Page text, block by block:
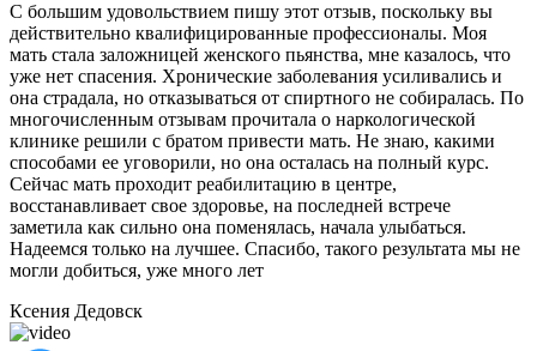
С большим удовольствием пишу этот отзыв, поскольку вы
действительно квалифицированные профессионалы. Моя
мать стала заложницей женского пьянства, мне казалось, что
уже нет спасения. Хронические заболевания усиливались и
она страдала, но отказываться от спиртного не собиралась. По
многочисленным отзывам прочитала о наркологической
клинике решили с братом привести мать. Не знаю, какими
способами ее уговорили, но она осталась на полный курс.
Сейчас мать проходит реабилитацию в центре,
восстанавливает свое здоровье, на последней встрече
заметила как сильно она поменялась, начала улыбаться.
Надеемся только на лучшее. Спасибо, такого результата мы не
могли добиться, уже много лет
Ксения Дедовск